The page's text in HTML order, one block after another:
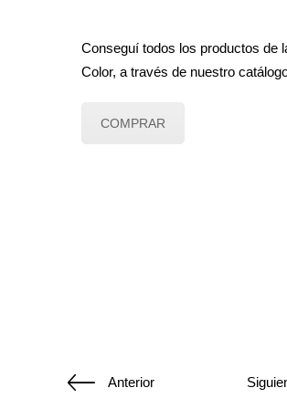
Conseguí todos los productos de
Color, a través de nuestro
COMPRAR
Anterior